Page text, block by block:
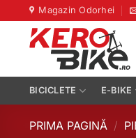
to
content
Magazin Odorhei
BICICLETE E-BIKE
PRIMA PAGINĂ /